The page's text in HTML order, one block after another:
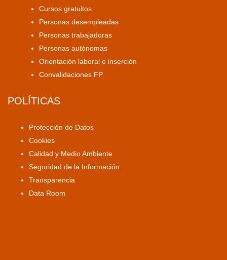
Cursos gratuitos
Personas desempleadas
Personas trabajadoras
Personas autónomas
Orientación laboral e inserción
Convalidaciones FP
POLÍTICAS
Protección de Datos
Cookies
Calidad y Medio Ambiente
Seguridad de la Información
Transparencia
Data Room